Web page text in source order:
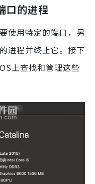
口的进程
使用特定的端口，另
进程并终止它。接下
上查找和管理这些